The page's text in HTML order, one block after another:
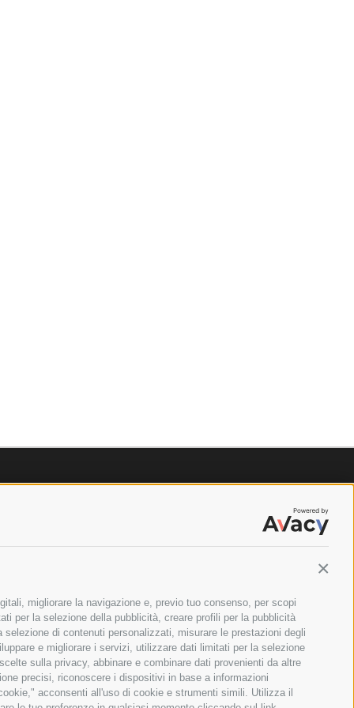
migliorare la navigazione e, previo tuo consenso, per scopi
per la selezione della pubblicità, creare profili per la pubblicità
di contenuti personalizzati, misurare le prestazioni degli
e migliorare i servizi, utilizzare dati limitati per la selezione
sulla privacy, abbinare e combinare dati provenienti da altre
precisi, riconoscere i dispositivi in base a informazioni
acconsenti all'uso di cookie e strumenti simili. Utilizza il